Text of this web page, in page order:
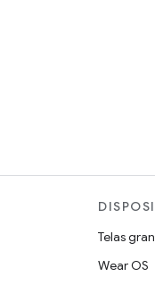
Telas
Wear OS